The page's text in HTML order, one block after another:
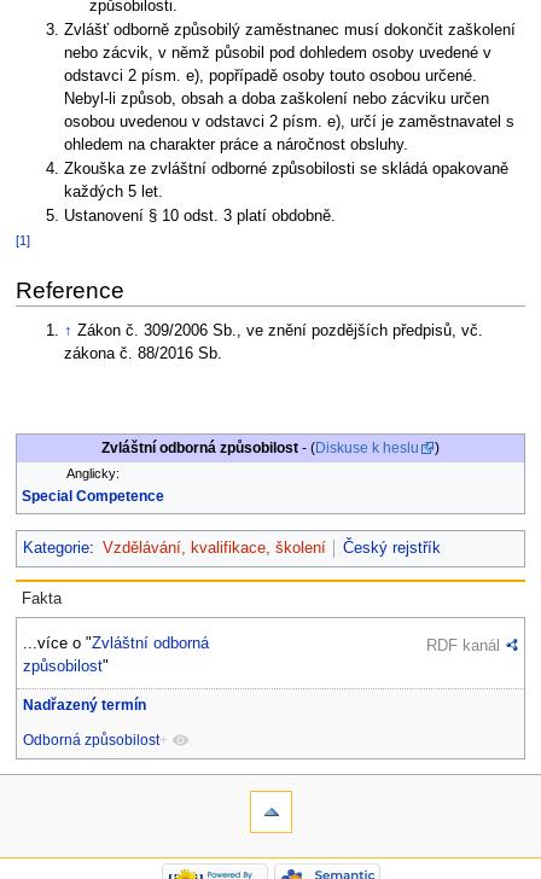
způsobilosti.
Zvlášť odborně způsobilý zaměstnanec musí dokončit zaškolení
nebo zácvik, v němž působil pod dohledem osoby uvedené v
odstavci 2 písm. e), popřípadě osoby touto osobou určené.
Nebyl-li způsob, obsah a doba zaškolení nebo zácviku určen
osobou uvedenou v odstavci 2 písm. e), určí je zaměstnavatel s
ohledem na charakter práce a náročnost obsluhy.
Zkouška ze zvláštní odborné způsobilosti se skládá opakovaně
každých 5 let.
Ustanovení § 10 odst. 3 platí obdobně.
[1]
Reference
↑ Zákon č. 309/2006 Sb., ve znění pozdějších předpisů, vč.
zákona č. 88/2016 Sb.
Zvláštní odborná způsobilost - (Diskuse k heslu )
Anglicky:
Special Competence
Kategorie: Vzdělávání, kvalifikace, školení Český rejstřík
Fakta
...více o "Zvláštní odborná
způsobilost"
RDF kanál
Nadřazený termín
Odborná způsobilost+